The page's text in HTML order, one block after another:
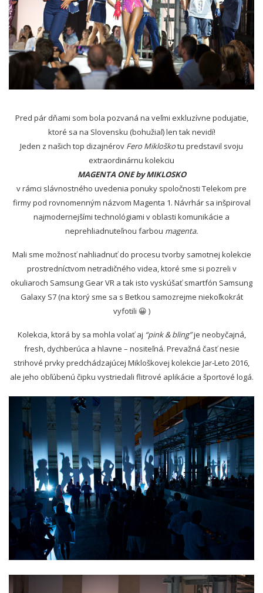
Pred pár dňami som bola pozvaná na veľmi exkluzívne podujatie,
ktoré sa na Slovensku (bohužiaľ) len tak nevidí!
Jeden z našich top dizajnérov Fero Mikloškotu predstavil svoju
extraordinárnu kolekciu
MAGENTA ONE by MIKLOSKO
v rámci slávnostného uvedenia ponuky spoločnosti Telekom pre
firmy pod rovnomenným názvom Magenta 1. Návrhár sa inšpiroval
najmodernejšími technológiami v oblasti komunikácie a
neprehliadnuteľnou farbou magenta.
Mali sme možnosť nahliadnuť do procesu tvorby samotnej kolekcie
prostredníctvom netradičného videa, ktoré sme si pozreli v
okuliaroch Samsung Gear VR a tak isto vyskúšať smartfón Samsung
Galaxy S7 (na ktorý sme sa s Betkou samozrejme niekoľkokrát
vyfotili 😀 )
Kolekcia, ktorá by sa mohla volať aj “pink & bling”je neobyčajná,
fresh, dychberúca a hlavne – nositeľná. Prevažná časť nesie
strihové prvky predchádzajúcej Mikloškovej kolekcie Jar-Leto 2016,
ale jeho obľúbenú čipku vystriedali flitrové aplikácie a športové logá.